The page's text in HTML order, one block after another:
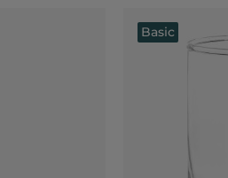
Basic